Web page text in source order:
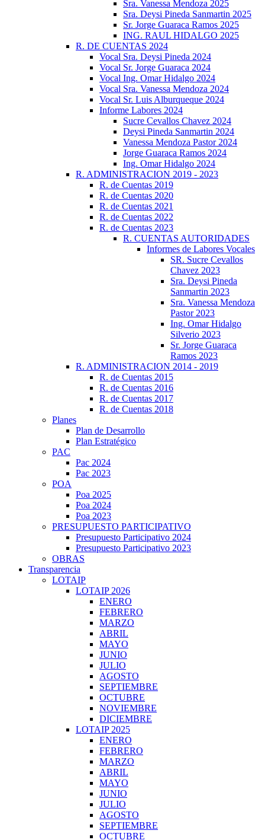
Sra. Vanessa Mendoza 2025
Sra. Deysi Pineda Sanmartin 2025
Sr. Jorge Guaraca Ramos 2025
ING. RAUL HIDALGO 2025
R. DE CUENTAS 2024
Vocal Sra. Deysi Pineda 2024
Vocal Sr. Jorge Guaraca 2024
Vocal Ing. Omar Hidalgo 2024
Vocal Sra. Vanessa Mendoza 2024
Vocal Sr. Luis Alburqueque 2024
Informe Labores 2024
Sucre Cevallos Chavez 2024
Deysi Pineda Sanmartin 2024
Vanessa Mendoza Pastor 2024
Jorge Guaraca Ramos 2024
Ing. Omar Hidalgo 2024
R. ADMINISTRACION 2019 - 2023
R. de Cuentas 2019
R. de Cuentas 2020
R. de Cuentas 2021
R. de Cuentas 2022
R. de Cuentas 2023
R. CUENTAS AUTORIDADES
Informes de Labores Vocales
SR. Sucre Cevallos
Chavez 2023
Sra. Deysi Pineda
Sanmartin 2023
Sra. Vanessa Mendoza
Pastor 2023
Ing. Omar Hidalgo
Silverio 2023
Sr. Jorge Guaraca
Ramos 2023
R. ADMINISTRACION 2014 - 2019
R. de Cuentas 2015
R. de Cuentas 2016
R. de Cuentas 2017
R. de Cuentas 2018
Planes
Plan de Desarrollo
Plan Estratégico
PAC
Pac 2024
Pac 2023
POA
Poa 2025
Poa 2024
Poa 2023
PRESUPUESTO PARTICIPATIVO
Presupuesto Participativo 2024
Presupuesto Participativo 2023
OBRAS
Transparencia
LOTAIP
LOTAIP 2026
ENERO
FEBRERO
MARZO
ABRIL
MAYO
JUNIO
JULIO
AGOSTO
SEPTIEMBRE
OCTUBRE
NOVIEMBRE
DICIEMBRE
LOTAIP 2025
ENERO
FEBRERO
MARZO
ABRIL
MAYO
JUNIO
JULIO
AGOSTO
SEPTIEMBRE
OCTUBRE